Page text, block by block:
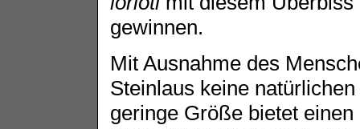
gewinnen.
Mit Ausnahme des
Steinlaus keine
geringe Größe bietet